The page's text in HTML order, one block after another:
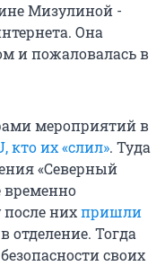
Мизулиной -
Она
и пожаловалась в
мероприятий в
кто их «слил». Туда
«Северный
временно
после нихпришли
отделение. Тогда
своих